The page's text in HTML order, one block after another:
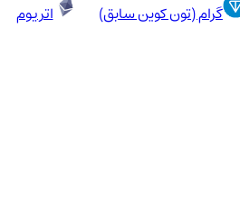
گرام (تون کوین سابق) اتریوم